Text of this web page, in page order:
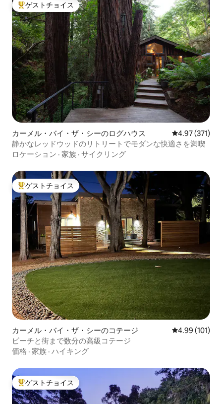
大好評のゲストチョイスです。
ゲストチョイス
カーメル・バイ・ザ・シーのログハウス レビュー371
4.97 (371)
静かなレッドウッドのリトリートでモダンな快適さを満喫
ロケーション · 家族 · サイクリング
大好評のゲストチョイスです。
ゲストチョイス
カーメル・バイ・ザ・シーのコテージ レビュー101
4.99 (101)
ビーチと街まで数分の高級コテージ
価格 · 家族 · ハイキング
大好評のゲストチョイスです。
ゲストチョイス